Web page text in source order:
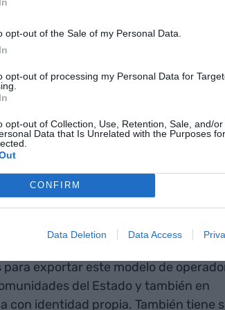
opt-out of the Sale of my Personal Data.
opt-out of processing my Personal Data for
opt-out of Collection, Use, Retention, Sale, and/or
Data that Is Unrelated with the Purposes
CONFIRM
Data Deletion Data Access
de accionistas ha acordado este
compensar créditos de operaciones
con el fondo Inveready
se trata de dos emisiones
de 6 millones de euros.
para
anunció que Parlem prepara un
durante el primer semestre
exportar este modelo de
del Estado y también en
con identidad propia. También tiene